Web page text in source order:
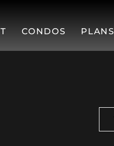
CONDOS PLANS